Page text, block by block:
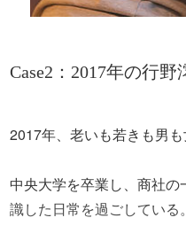
Case2：2017年の行野
2017年、老いも若きも男も
中央大学を卒業し、商社の
識した日常を過ごしている。